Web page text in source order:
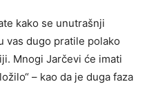
kako se unutrašnji
vas dugo pratile polako
Mnogi Jarčevi će imati
– kao da je duga faza